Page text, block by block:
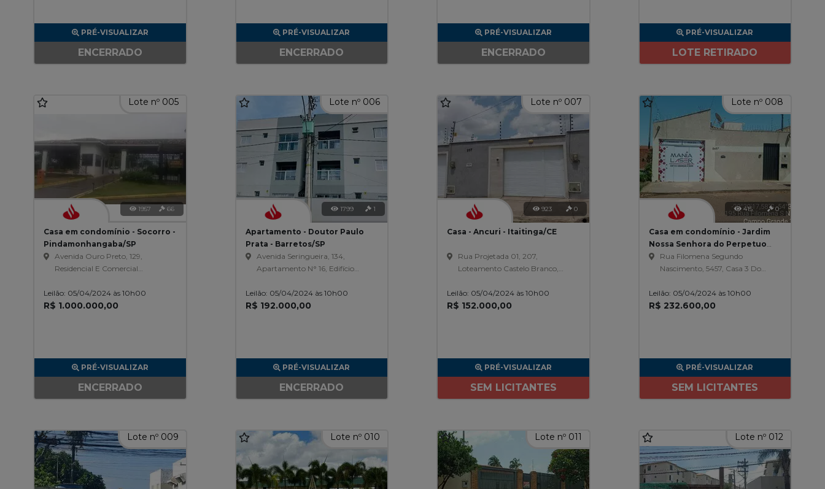
PRÉ-VISUALIZAR
ENCERRADO
PRÉ-VISUALIZAR
ENCERRADO
PRÉ-VISUALIZAR
ENCERRADO
PRÉ-VISUALIZAR
LOTE RETIRADO
Lote nº 005
1957 66
Casa em condomínio - Socorro -
Pindamonhangaba/SP
Avenida Ouro Preto, 129,
Residencial E Comercial
Quadra E, Socorro
Leilão: 05/04/2024 às 10h00
R$ 1.000.000,00
PRÉ-VISUALIZAR
ENCERRADO
Lote nº 006
1799 1
Apartamento - Doutor Paulo
Prata - Barretos/SP
Avenida Seringueira, 134,
Apartamento N° 16, Edifício
Paulo Prata
Leilão: 05/04/2024 às 10h00
R$ 192.000,00
PRÉ-VISUALIZAR
ENCERRADO
Lote nº 007
923 0
Casa - Ancuri - Itaitinga/CE
Rua Projetada 01, 207,
Loteamento Castelo Branco,
Leilão: 05/04/2024 às 10h00
R$ 152.000,00
PRÉ-VISUALIZAR
SEM LICITANTES
Lote nº 008
415 0
Casa em condomínio - Jardim
Nossa Senhora do Perpetuo
Socorro - Campo Grande/MS
Rua Filomena Segundo
Nascimento, 5457, Casa 3 Do
Residence, Jardim Ns Sha Do
Perpetuo Socorro
Leilão: 05/04/2024 às 10h00
R$ 232.600,00
PRÉ-VISUALIZAR
SEM LICITANTES
Lote nº 009 Lote nº 010 Lote nº 011 Lote nº 012